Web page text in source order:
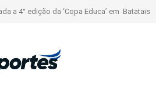
Equipes rompem com a LABE na Série